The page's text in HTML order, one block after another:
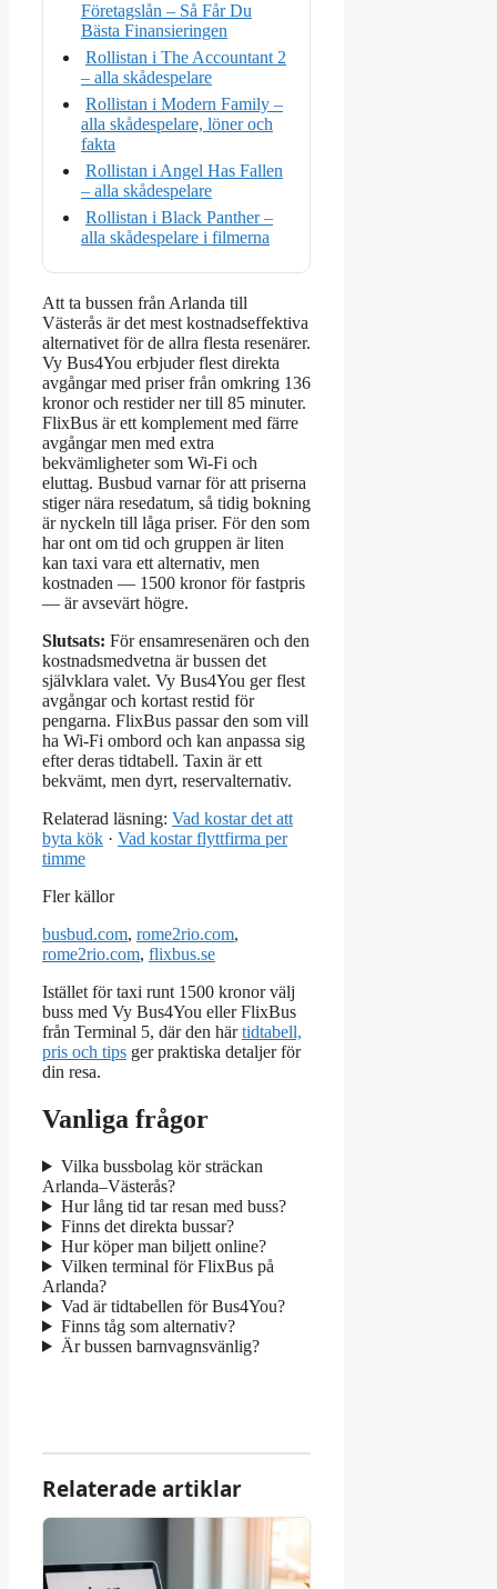
Företagslån – Så Får Du
Bästa Finansieringen
Rollistan i The Accountant 2
– alla skådespelare
Rollistan i Modern Family –
alla skådespelare, löner och
fakta
Rollistan i Angel Has Fallen
– alla skådespelare
Rollistan i Black Panther –
alla skådespelare i filmerna
Att ta bussen från Arlanda till
Västerås är det mest kostnadseffektiva
alternativet för de allra flesta resenärer.
Vy Bus4You erbjuder flest direkta
avgångar med priser från omkring 136
kronor och restider ner till 85 minuter.
FlixBus är ett komplement med färre
avgångar men med extra
bekvämligheter som Wi-Fi och
eluttag. Busbud varnar för att priserna
stiger nära resedatum, så tidig bokning
är nyckeln till låga priser. För den som
har ont om tid och gruppen är liten
kan taxi vara ett alternativ, men
kostnaden — 1500 kronor för fastpris
— är avsevärt högre.
Slutsats: För ensamresenären och den
kostnadsmedvetna är bussen det
självklara valet. Vy Bus4You ger flest
avgångar och kortast restid för
pengarna. FlixBus passar den som vill
ha Wi-Fi ombord och kan anpassa sig
efter deras tidtabell. Taxin är ett
bekvämt, men dyrt, reservalternativ.
Relaterad läsning: Vad kostar det att
byta kök · Vad kostar flyttfirma per
timme
Fler källor
busbud.com, rome2rio.com,
rome2rio.com, flixbus.se
Istället för taxi runt 1500 kronor välj
buss med Vy Bus4You eller FlixBus
från Terminal 5, där den härtidtabell,
pris och tips ger praktiska detaljer för
din resa.
Vanliga frågor
Vilka bussbolag kör sträckan
Arlanda–Västerås?
Hur lång tid tar resan med buss?
Finns det direkta bussar?
Hur köper man biljett online?
Vilken terminal för FlixBus på
Arlanda?
Vad är tidtabellen för Bus4You?
Finns tåg som alternativ?
Är bussen barnvagnsvänlig?
Relaterade artiklar